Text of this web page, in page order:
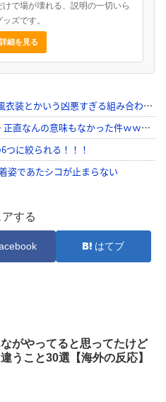
で場が壊れる、説明の一切いら
ズです。
細を見る
アする
はてブ
がやってると思ってたけど
うこと30選【海外の反応】